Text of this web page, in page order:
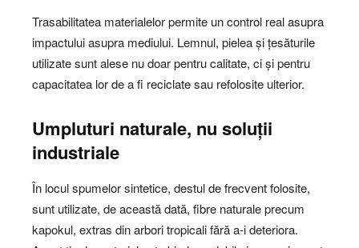
Trasabilitatea materialelor permite un control real asupra
impactului asupra mediului. Lemnul, pielea și țesăturile
utilizate sunt alese nu doar pentru calitate, ci și pentru
capacitatea lor de a fi reciclate sau refolosite ulterior.
Umpluturi naturale, nu soluții
industriale
În locul spumelor sintetice, destul de frecvent folosite,
sunt utilizate, de această dată, fibre naturale precum
kapokul, extras din arbori tropicali fără a-i deteriora.